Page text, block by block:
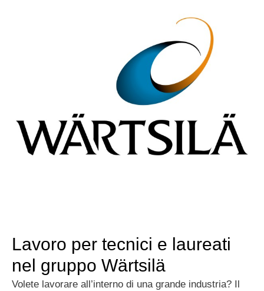
Lavoro per tecnici e laureati
nel gruppo Wärtsilä
Volete lavorare all’interno di una grande industria? Il